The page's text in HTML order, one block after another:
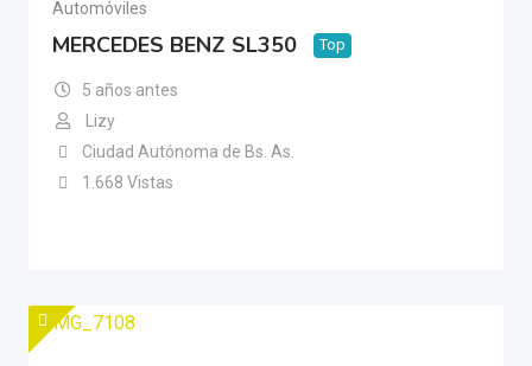
Automóviles
MERCEDES BENZ SL350 Top
5 años antes
Lizy
Ciudad Autónoma de Bs. As.
1.668 Vistas